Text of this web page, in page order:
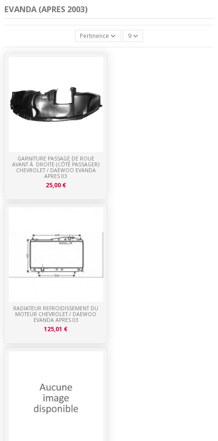
EVANDA (APRES 2003)
Pertinence 9
RADIATEUR REFROIDISSEMENT DU
MOTEUR CHEVROLET / DAEWOO
EVANDA APRES 03
125,01 €
GARNITURE PASSAGE DE ROUE
AVANT À DROITE (CÔTÉ PASSAGER)
CHEVROLET / DAEWOO EVANDA
APRES 03
25,00 €